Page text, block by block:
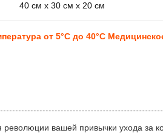
40 см х 30 см х 20 см
от 5°C до 40°C
вашей привычки ухода за